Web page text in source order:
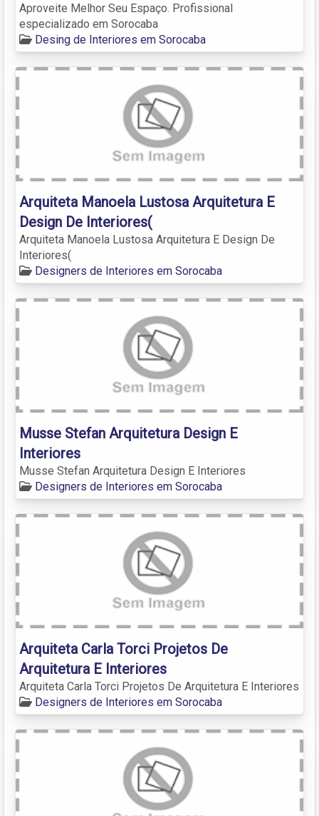
Aproveite Melhor Seu Espaço. Profissional
especializado em Sorocaba
Desing de Interiores em Sorocaba
Arquiteta Manoela Lustosa Arquitetura E
Design De Interiores(
Arquiteta Manoela Lustosa Arquitetura E Design De
Interiores(
Designers de Interiores em Sorocaba
Musse Stefan Arquitetura Design E
Interiores
Musse Stefan Arquitetura Design E Interiores
Designers de Interiores em Sorocaba
Arquiteta Carla Torci Projetos De
Arquitetura E Interiores
Arquiteta Carla Torci Projetos De Arquitetura E Interiores
Designers de Interiores em Sorocaba